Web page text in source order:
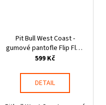
Pit Bull West Coast -
gumové pantofle Flip Flop
LOGO černé
599 Kč
DETAIL